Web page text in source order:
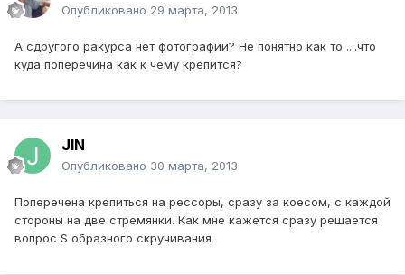
Опубликовано 29 марта, 2013
А сдругого ракурса нет фотографии? Не понятно как то ....что
куда поперечина как к чему крепится?
JIN
Опубликовано 30 марта, 2013
Поперечена крепиться на рессоры, сразу за коесом, с каждой
стороны на две стремянки. Как мне кажется сразу решается
вопрос S образного скручивания